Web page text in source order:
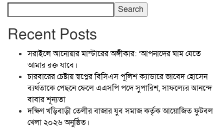
Search
Recent Posts
সরাইলে আনোয়ার মাস্টারের অঙ্গীকার: ‘আপনাদের ঘাম যেতে
আমার রক্ত যাবে।
চারবারের চেষ্টায় স্বপ্নের বিসিএস পুলিশ ক্যাডারে জাবেদ হোসেন
ব্যর্থতাকে পেছনে ফেলে এএসপি পদে সুপারিশ, সাফল্যের আনন্দে
বাবার শূন্যতা
দক্ষিণ খড়িবাড়ী তেলীর বাজার যুব সমাজ কর্তৃক আয়োজিত ফুটবল
খেলা ২০২৬ অনুষ্ঠিত।